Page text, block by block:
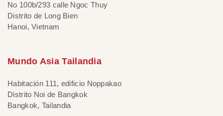
No 100b/293 calle Ngoc Thuy
Distrito de Long Bien
Hanoi, Vietnam
Mundo Asia Tailandia
Habitación 111, edificio Noppakao
Distrito Noi de Bangkok
Bangkok, Tailandia